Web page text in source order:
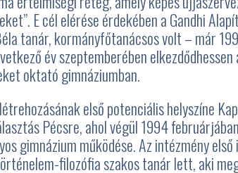
E cél elérése érdekében a Gandhi
tanár, kormányfőtanácsos volt – már
év szeptemberében
oktató gimnáziumban.
első potenciális helyszíne
Pécsre, ahol végül 1994
gimnázium működése. Az intézmény
filozófia szakos tanár lett, aki